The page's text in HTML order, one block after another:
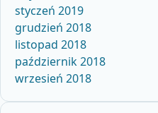
styczeń 2019
grudzień 2018
listopad 2018
październik 2018
wrzesień 2018